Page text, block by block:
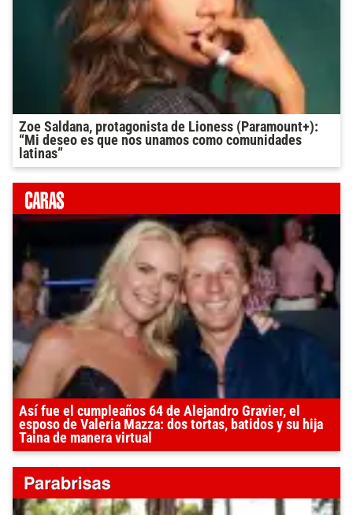
Zoe Saldana, protagonista de Lioness (Paramount+):
“Mi deseo es que nos unamos como comunidades
latinas”
Así fue el cumpleaños 64 de Alejandro Gravier, el
esposo de Valeria Mazza: dos tortas, batidos y su hija
Taina de manera virtual